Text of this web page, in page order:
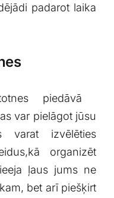
padarot laika
piedāvā
var pielāgot jūsu
varat izvēlēties
organizēt
ļaus jums ne
bet arī piešķirt